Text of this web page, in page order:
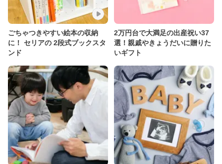
ごちゃつきやすい絵本の収納
に！ セリアの 2段式ブックスタ
ンド
2万円台で大満足の出産祝い37
選！親戚やきょうだいに贈りた
いギフト